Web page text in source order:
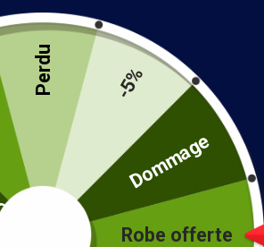
Robe Style Hippie Bohème
Robe offerte
Perdu -5%
Dommage